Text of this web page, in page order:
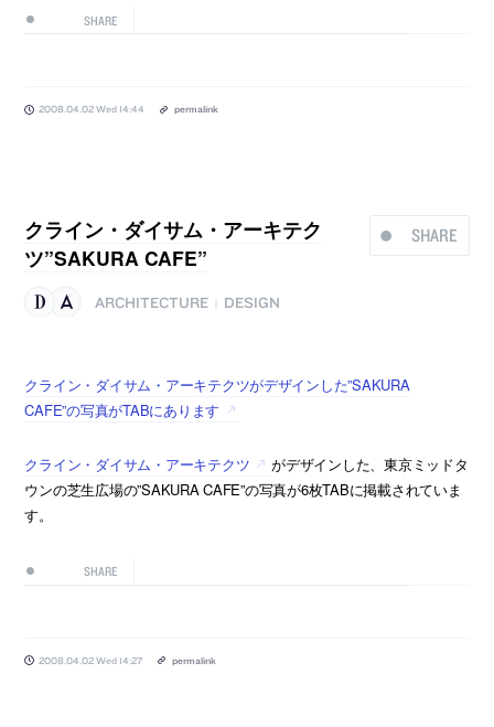
SHARE
2008.04.02 Wed 14:44 permalink
SHARE
クライン・ダイサム・アーキテク
ツ”SAKURA CAFE”
ARCHITECTURE DESIGN
クライン・ダイサム・アーキテクツがデザインした”SAKURA
CAFE”の写真がTABにあります
クライン・ダイサム・アーキテクツ
がデザインした、東京ミッドタ
ウンの芝生広場の”SAKURA CAFE”の写真が6枚TABに掲載されていま
す。
SHARE
2008.04.02 Wed 14:27 permalink